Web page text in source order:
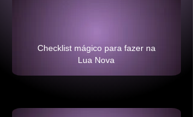
Checklist mágico para fazer na
Lua Nova